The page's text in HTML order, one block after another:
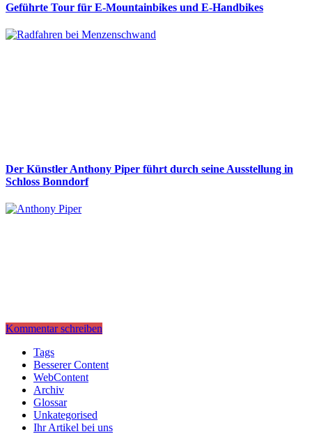
Geführte Tour für E-Mountainbikes und E-Handbikes
Der Künstler Anthony Piper führt durch seine Ausstellung in
Schloss Bonndorf
Kommentar schreiben
Tags
Besserer Content
WebContent
Archiv
Glossar
Unkategorised
Ihr Artikel bei uns